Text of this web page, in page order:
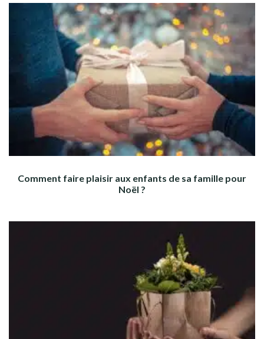
Comment faire plaisir aux enfants de sa famille pour
Noël ?